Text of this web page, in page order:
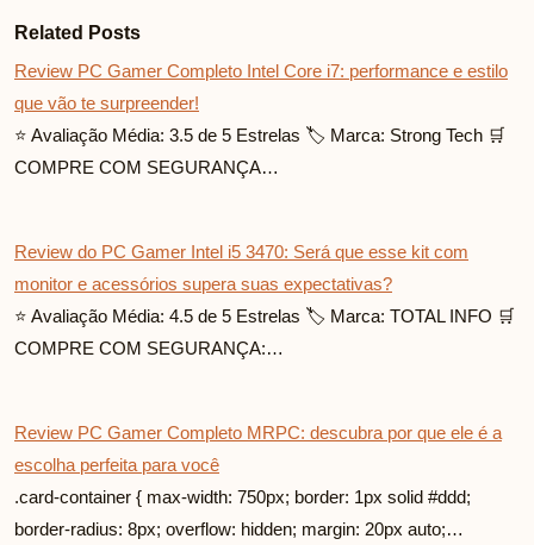
Related Posts
Review PC Gamer Completo Intel Core i7: performance e estilo
que vão te surpreender!
⭐ Avaliação Média: 3.5 de 5 Estrelas 🏷️ Marca: Strong Tech 🛒
COMPRE COM SEGURANÇA…
Review do PC Gamer Intel i5 3470: Será que esse kit com
monitor e acessórios supera suas expectativas?
⭐ Avaliação Média: 4.5 de 5 Estrelas 🏷️ Marca: TOTAL INFO 🛒
COMPRE COM SEGURANÇA:…
Review PC Gamer Completo MRPC: descubra por que ele é a
escolha perfeita para você
.card-container { max-width: 750px; border: 1px solid #ddd;
border-radius: 8px; overflow: hidden; margin: 20px auto;…